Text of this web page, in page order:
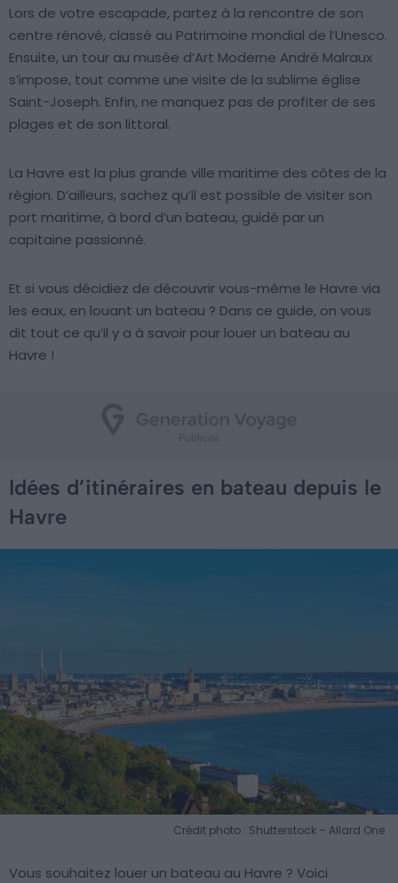
Lors de votre escapade, partez à la rencontre de son
centre rénové, classé au Patrimoine mondial de l’Unesco.
Ensuite, un tour au musée d’Art Moderne André Malraux
s’impose, tout comme une visite de la sublime église
Saint-Joseph. Enfin, ne manquez pas de profiter de ses
plages et de son littoral.
La Havre est la plus grande ville maritime des côtes de la
région. D’ailleurs, sachez qu’il est possible de visiter son
port maritime, à bord d’un bateau, guidé par un
capitaine passionné.
Et si vous décidiez de découvrir vous-même le Havre via
les eaux, en louant un bateau ? Dans ce guide, on vous
dit tout ce qu’il y a à savoir pour louer un bateau au
Havre !
Idées d’itinéraires en bateau depuis le
Havre
Crédit photo : Shutterstock – Allard One
Vous souhaitez louer un bateau au Havre ? Voici